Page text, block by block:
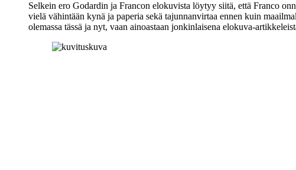
Selkein ero Godardin ja Francon elokuvista löytyy siitä, että Franco
vielä vähintään kynä ja paperia sekä tajunnanvirtaa ennen kuin
olemassa tässä ja nyt, vaan ainoastaan jonkinlaisena elokuva-